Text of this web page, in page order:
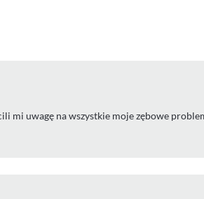
mi uwagę na wszystkie moje zębowe